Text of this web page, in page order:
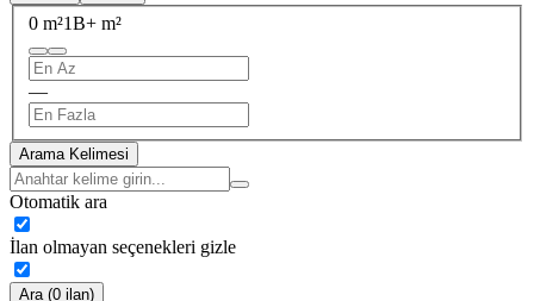
0 m²1B+ m²
—
Arama Kelimesi
Otomatik ara
İlan olmayan seçenekleri gizle
Ara (0 ilan)